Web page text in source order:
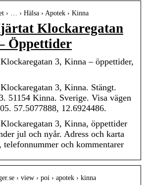
› … › Hälsa › Apotek › Kinna
Klockaregatan
Öppettider
3, Kinna – öppettider,
3, Kinna. Stängt.
51154 Kinna. Sverige. Visa vägen
57.5077888, 12.6924486.
3, Kinna, öppettider
jul och nyår. Adress och karta
och kommentarer
› view › poi › apotek › kinna